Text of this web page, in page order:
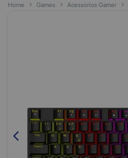
Home Games Acessorios Gamer